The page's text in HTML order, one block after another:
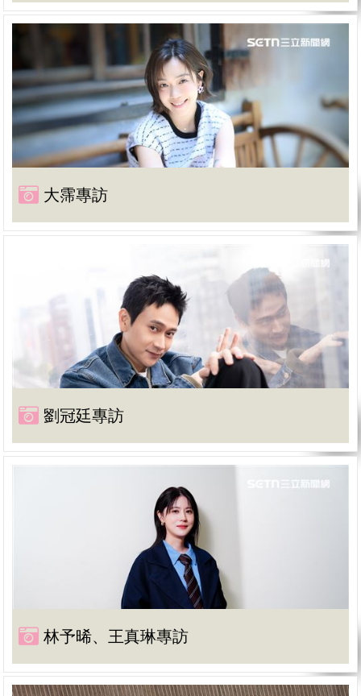
大霈專訪
劉冠廷專訪
林予晞、王真琳專訪